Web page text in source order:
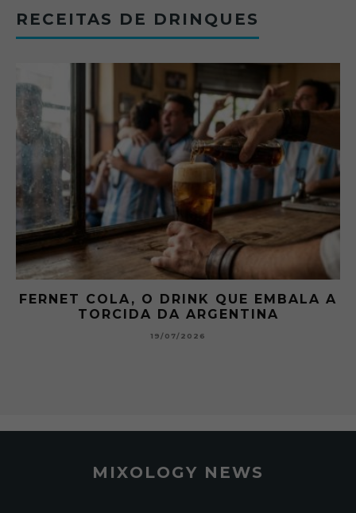
RECEITAS DE DRINQUES
GIBSON: O PICLES QUE MUDOU A
HISTÓRIA DOS MARTINI
15/07/2026
MIXOLOGY NEWS